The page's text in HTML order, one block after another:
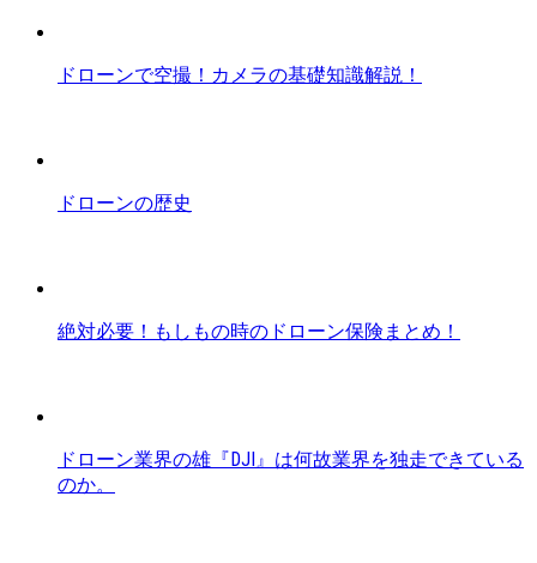
ドローンで空撮！カメラの基礎知識解説！
ドローンの歴史
絶対必要！もしもの時のドローン保険まとめ！
ドローン業界の雄『DJI』は何故業界を独走できている
のか。